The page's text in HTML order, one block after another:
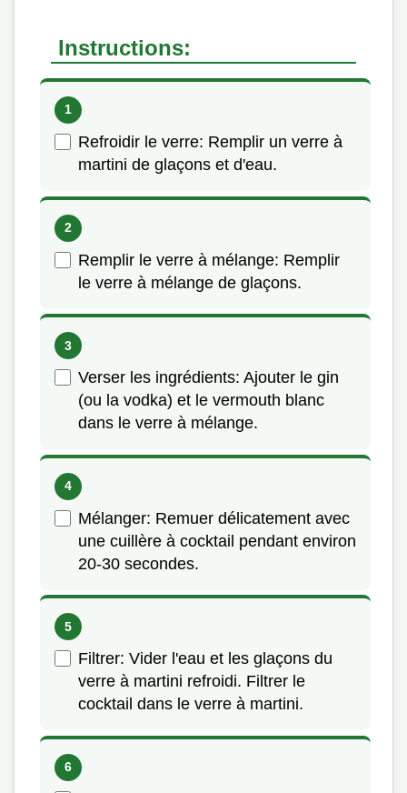
Instructions:
Refroidir le verre: Remplir un verre à
martini de glaçons et d'eau.
Remplir le verre à mélange: Remplir
le verre à mélange de glaçons.
Verser les ingrédients: Ajouter le gin
(ou la vodka) et le vermouth blanc
dans le verre à mélange.
Mélanger: Remuer délicatement avec
une cuillère à cocktail pendant environ
20-30 secondes.
Filtrer: Vider l'eau et les glaçons du
verre à martini refroidi. Filtrer le
cocktail dans le verre à martini.